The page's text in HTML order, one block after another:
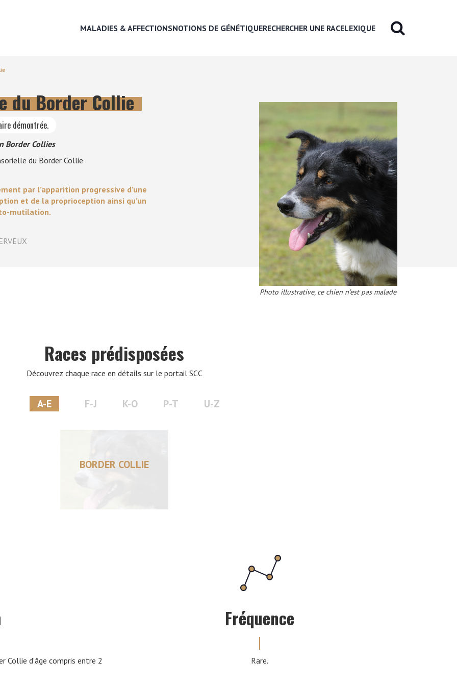
MALADIES & AFFECTIONS
NOTIONS DE GÉNÉTIQUE
RECHERCHER UNE RACE
LEXIQUE
MALADIES & AFFECTIONSNOTIONS DE GÉNÉTIQUERECHERCHER UNE RACELEXIQUE
du Border Collie
démontrée.
Border Collies
du Border Collie
par l’apparition progressive d’une
et de la proprioception ainsi qu’un
mutilation.
Photo illustrative, ce chien n’est pas malade
Races prédisposées
Découvrez chaque race en détails sur le portail SCC
A-E F-J K-O P-T U-Z
BORDER COLLIE
Collie d’âge compris entre 2
Fréquence
Rare.